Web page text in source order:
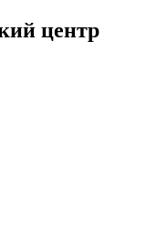
центр